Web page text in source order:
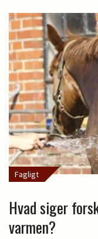
Fagligt
Hvad siger
varmen?